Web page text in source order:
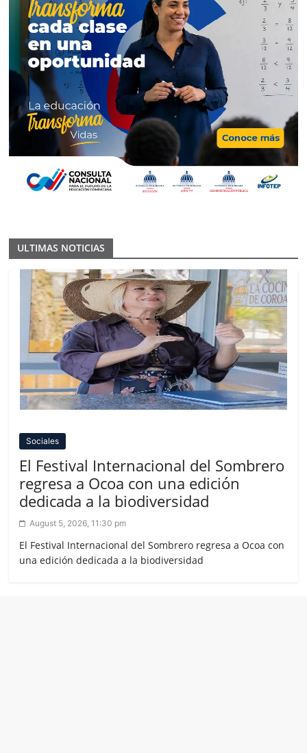
ULTIMAS NOTICIAS
Sociales
El Festival Internacional del Sombrero
regresa a Ocoa con una edición
dedicada a la biodiversidad
August 5, 2026, 11:30 pm
El Festival Internacional del Sombrero regresa a Ocoa con
una edición dedicada a la biodiversidad